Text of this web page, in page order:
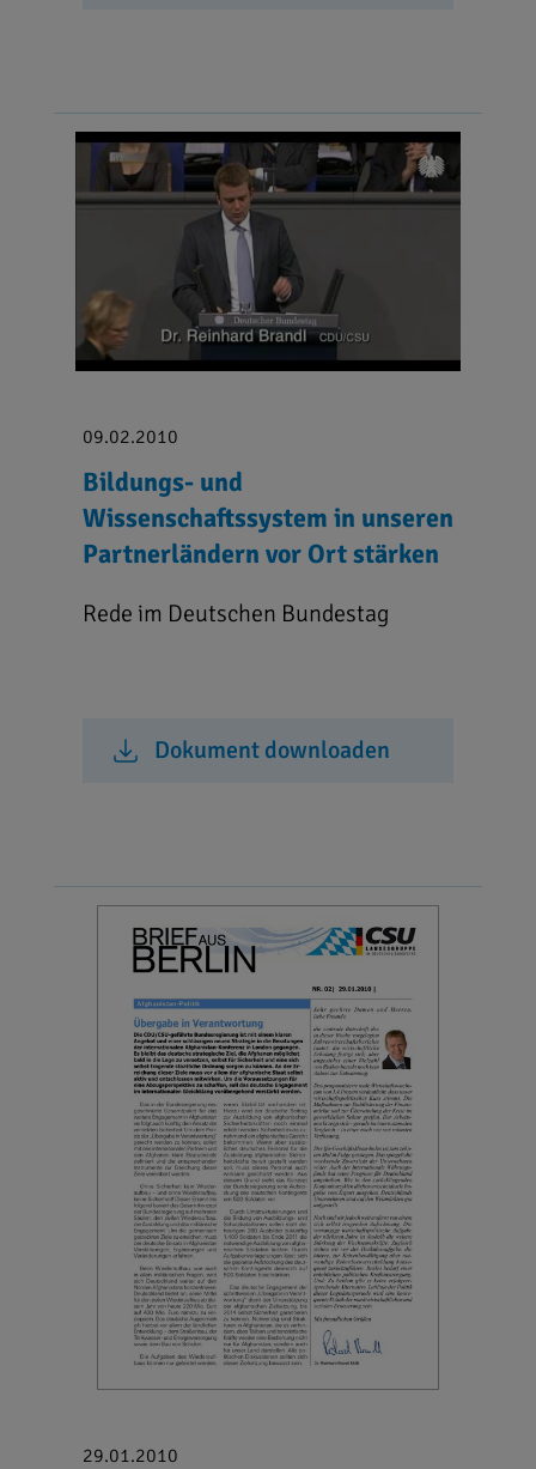
09.02.2010
Bildungs- und
Wissenschaftssystem in unseren
Partnerländern vor Ort stärken
Rede im Deutschen Bundestag
Dokument downloaden
29.01.2010